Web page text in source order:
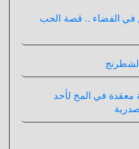
الفضاء .. قصة الحب
معقدة في المخ لأحد